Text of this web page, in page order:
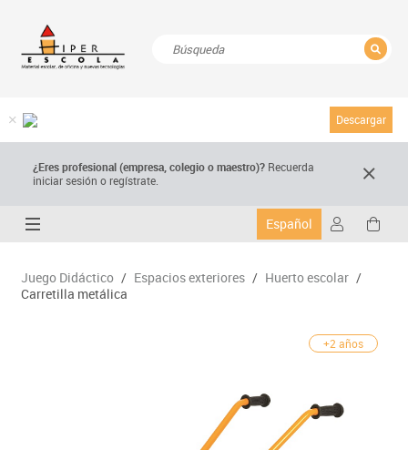
Descargar
¿Eres profesional (empresa, colegio o maestro)? Recuerda
iniciar sesión o regístrate.
Español
Juego Didáctico / Espacios exteriores / Huerto escolar /
Carretilla metálica
+2 años